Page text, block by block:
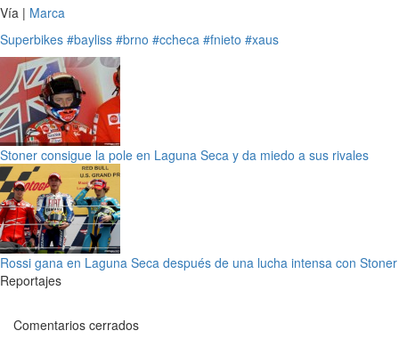
Vía | Marca
Superbikes #bayliss #brno #ccheca #fnieto #xaus
Stoner consigue la pole en Laguna Seca y da miedo a sus rivales
Rossi gana en Laguna Seca después de una lucha intensa con Stoner
Reportajes
Comentarios cerrados